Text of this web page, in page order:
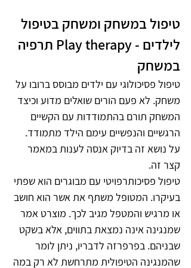
טיפול במשחק ומשחק בטיפול
לילדים - Play therapy תרפיה
במשחק
טיפול פסיכולוגי עם ילדים מבוסס ברובו על
משחק. לא פעם הורים שואלים מדוע וכיצד
המשחק תורם בהתמודדות עם הקשיים
הרגשיים והנפשיים עימם הילד מתמודד.
על נושא זה בדיוק אנסה לענות במאמר
קצר זה.
טיפול פסיכותרפויטי עם מבוגרים הוא שפתי
בעיקרו. המטופל משתף את אשר הוא חושב
או מרגיש והמטפל מגיב לכך. מוצרט אמר
שמנגינה אינה נמצאת בתווים, אלא בשקט
שבניהם. בפרפרזה לדבריו, ניתן לומר
שהמנגינה הטיפולית מתרחשת לא רק במה